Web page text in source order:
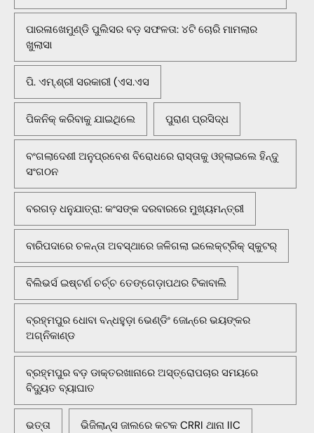
ପାରଳାଖେମୁଣ୍ଡି ପୁଲିସର ବଡ଼ ସଫଳତା: ୪ଟି ଚୋରି ମାମଲାର
ଖୁଲାସା
ପି. ଏମ୍.ଶ୍ରୀ ସରକାରୀ (ଏସ.ଏସ
ପିକନିକ୍‌ କରିବାକୁ ଯାଇଥିଲେ ପୁରାଣ ପ୍ରସିଦ୍ଧ
ବଂଗଲାଦେଶୀ ଅନୁପ୍ରବେଶ ବିରୋଧରେ ରାସ୍ତାକୁ ଓହ୍ଲାଇଲେ ହିନ୍ଦୁ
ସଂଗଠନ
ବରଗଡ଼ ଧନୁଯାତ୍ରା: କଂସଙ୍କ ଦରବାରରେ ମୁଖ୍ୟମନ୍ତ୍ରୀ
ବାରିପଦାରେ ଚଳନ୍ତା ଅବସ୍ଥାରେ ଜଳିଗଲା ଇଲେକ୍ଟ୍ରିକ୍ ସ୍କୁଟର୍
ବିଲିଭର୍ସ ଇଷ୍ଟର୍ଣ ଚର୍ଚ୍ଚ ତେଙ୍ଗେଡ଼ାପଥର ଟିକାବାଲି
ବ୍ରହ୍ମପୁର ଧୋବା ବନ୍ଧହୁଡ଼ା ଭେଣ୍ଡିଂ ଜୋନ୍‌ରେ ଭୟଙ୍କର
ଅଗ୍ନିକାଣ୍ଡ
ବ୍ରହ୍ମପୁର ବଡ଼ ଡାକ୍ତରଖାନାରେ ଅସ୍ତ୍ରୋପଚାର ସମୟରେ
ବିଦ୍ୟୁତ ବ୍ୟାଘାତ
ଭତ୍ତା ଭିଜିଲାନ୍ସ ଜାଲରେ କଟକ CRRI ଥାନା IIC